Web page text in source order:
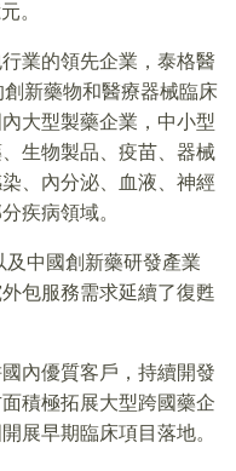
。
業的領先企業，泰格醫
新藥物和醫療器械臨床
大型製藥企業，中小型
生物製品、疫苗、器械
、內分泌、血液、神經
疾病領域。
中國創新藥研發產業
包服務需求延續了復甦
內優質客戶，持續開發
積極拓展大型跨國藥企
展早期臨床項目落地。